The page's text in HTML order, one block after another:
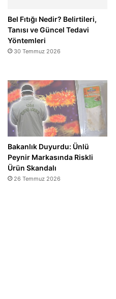
Bel Fıtığı Nedir? Belirtileri,
Tanısı ve Güncel Tedavi
Yöntemleri
30 Temmuz 2026
Bakanlık Duyurdu: Ünlü
Peynir Markasında Riskli
Ürün Skandalı
26 Temmuz 2026